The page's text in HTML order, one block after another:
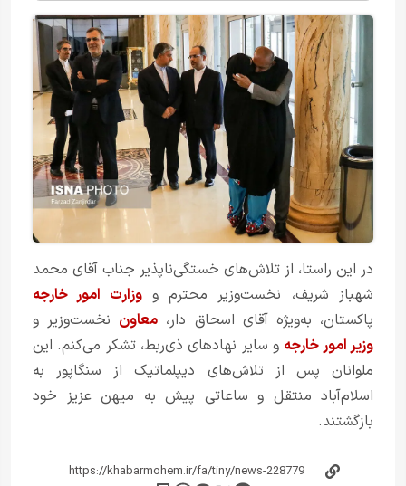
در این راستا، از تلاش‌های خستگی‌ناپذیر جناب آقای محمد
شهباز شریف، نخست‌وزیر محترم ووزارت امور خارجه
پاکستان، به‌ویژه آقای اسحاق دار، معاون نخست‌وزیر و
وزیر امور خارجه و سایر نهادهای ذی‌ربط، تشکر می‌کنم. این
ملوانان پس از تلاش‌های دیپلماتیک از سنگاپور به
اسلام‌آباد منتقل و ساعاتی پیش به میهن عزیز خود
بازگشتند.